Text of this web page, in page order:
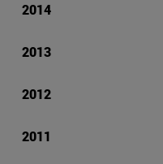
2014
2013
2012
2011